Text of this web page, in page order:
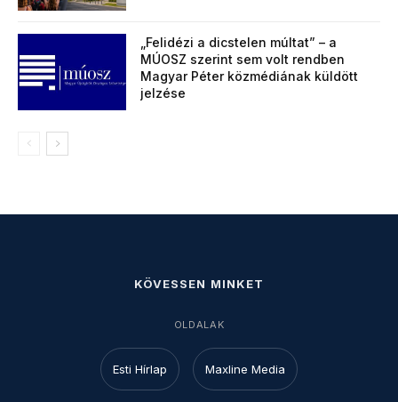
„Felidézi a dicstelen múltat” – a
MÚOSZ szerint sem volt rendben
Magyar Péter közmédiának küldött
jelzése
KÖVESSEN MINKET
OLDALAK
Esti Hírlap Maxline Media